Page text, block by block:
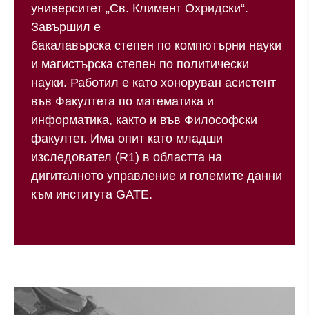
университет „Св. Климент Охридски“.
Завършил е
бакалавърска степен по компютърни науки
и магистърска степен по политически
науки. Работил е като хоноруван асистент
във Факултета по математика и
информатика, както и във Философски
факултет. Има опит като младши
изследовател (R1) в областта на
дигиталното управление и големите данни
към института GATE.